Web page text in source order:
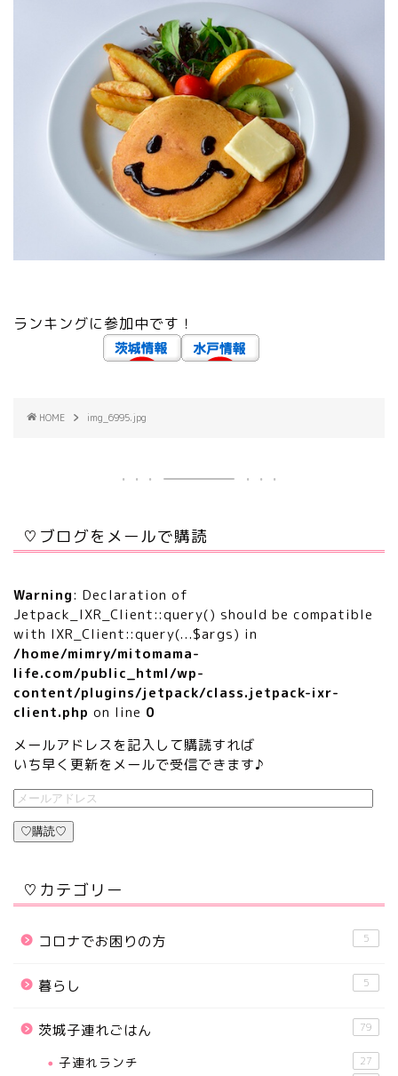
ランキングに参加中です！
HOME img_6995.jpg
♡ブログをメールで購読
Warning: Declaration of
Jetpack_IXR_Client::query() should be compatible
with IXR_Client::query(...$args) in
/home/mimry/mitomama-
life.com/public_html/wp-
content/plugins/jetpack/class.jetpack-ixr-
client.php on line 0
メールアドレスを記入して購読すれば
いち早く更新をメールで受信できます♪
♡購読♡
♡カテゴリー
コロナでお困りの方 5
暮らし 5
茨城子連れごはん 79
子連れランチ 27